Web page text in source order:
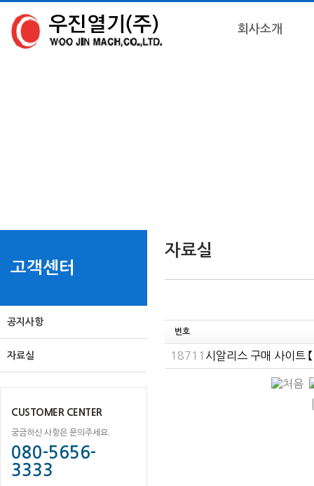
회사소개
고객센터
공지사항
자료실
CUSTOMER CENTER
궁금하신 사항은 문의주세요.
080-5656-
3333
자료실
번호
18711 시­알리스 구매 사이트